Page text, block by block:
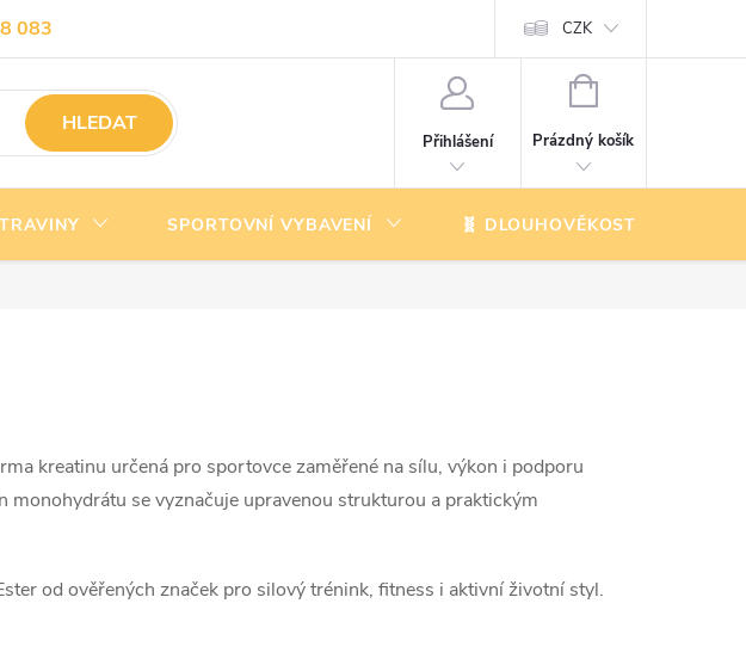
083 CZK
HLEDAT
Přihlášení
NÁKUPNÍ
Prázdný košík
SPORTOVNÍ VYBAVENÍ 🧬 DLOUHOVĚKOST
kreatinu určená pro sportovce zaměřené na sílu, výkon i podporu
monohydrátu se vyznačuje upravenou strukturou a praktickým
od ověřených značek pro silový trénink, fitness i aktivní životní styl.